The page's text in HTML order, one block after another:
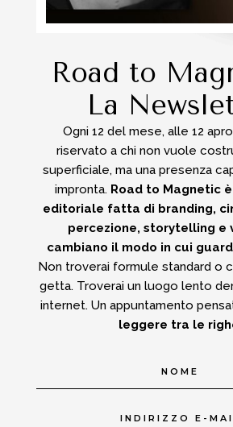
Road to
La
Ogni 12 del mese, alle 12
riservato a chi non vuole
superficiale, ma una presenza
impronta. Road to Magnetic
editoriale fatta di branding,
percezione, storytelling e
cambiano il modo in cui
Non troverai formule standard o
getta. Troverai un luogo lento
internet.Un appuntamento
leggere tra le